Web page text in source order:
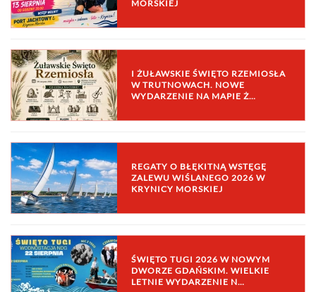
MORSKIEJ
I ŻUŁAWSKIE ŚWIĘTO RZEMIOSŁA
W TRUTNOWACH. NOWE
WYDARZENIE NA MAPIE Ż…
REGATY O BŁĘKITNĄ WSTĘGĘ
ZALEWU WIŚLANEGO 2026 W
KRYNICY MORSKIEJ
ŚWIĘTO TUGI 2026 W NOWYM
DWORZE GDAŃSKIM. WIELKIE
LETNIE WYDARZENIE N…